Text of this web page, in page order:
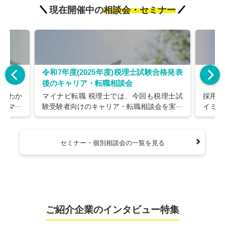
現在開催中の相談会・セミナー
わか
マイ
税理
令和7年度(2025年度)税理士試験合格発表
後のキャリア・転職相談会
マイナビ転職 税理士では、今回も税理士試
験受験者向けのキャリア・転職相談会を実施
します。 今回合格された方も、次回に持ち
でのヒントにしていただければ幸いです。
税理
採用
イミ
みま
セミナー・個別相談会の一覧を見る
ご紹介企業のインタビュー特集